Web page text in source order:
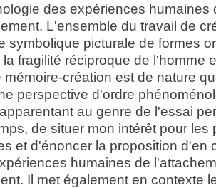
des expériences humaines
L'ensemble du travail de
symbolique picturale de formes
la fragilité réciproque de l'homme
mémoire-création est de nature
perspective d'ordre
au genre de l'essai
de situer mon intérêt pour les
et d'énoncer la proposition d'en
humaines de
Il met également en contexte